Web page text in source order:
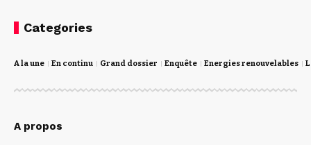
Categories
A la une En continu Grand dossier Enquête Energies renouvelables
A propos